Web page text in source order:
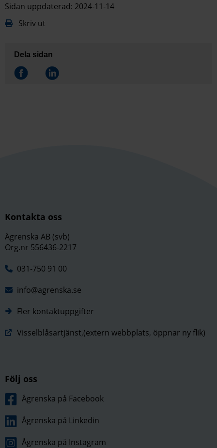
Sidan uppdaterad: 2024-11-14
Skriv ut
Dela sidan
Dela på
Kontakta oss
Ågrenska AB (svb)
Org.nr 556436-2217
031-750 91 00
info@agrenska.se
Fler kontaktuppgifter
Visselblåsartjänst,(extern webbplats, öppnar ny flik)
Följ oss
Ågrenska på Facebook
Ågrenska på Linkedin
Ågrenska på Instagram